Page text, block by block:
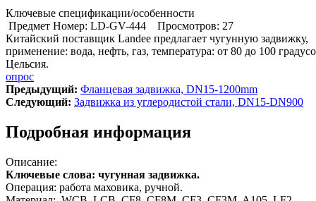
Ключевые спецификации/особенности
Предмет Номер: LD-GV-444
Просмотров: 27
Китайский поставщик Landee предлагает чугунную задвижку,
применение: вода, нефть, газ, температура: от 80 до 100
Цельсия.
опрос
Предыдущий: Фланцевая задвижка, DN15-1200mm
Cледующий: Задвижка из углеродистой стали, DN15-DN900
Подробная информация
Описание:
Ключевые слова: чугунная задвижка.
Операция: работа маховика, ручной.